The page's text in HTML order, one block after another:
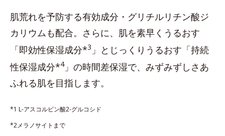
肌荒れを予防する有効成分・グリチルリチン酸ジ
カリウムも配合。さらに、肌を素早くうるおす
「即効性保湿成分*3 」とじっくりうるおす「持続
性保湿成分*4」の時間差保湿で、みずみずしさあ
ふれる肌を目指します。
*1 L-アスコルビン酸2-グルコシド
*2メラノサイトまで